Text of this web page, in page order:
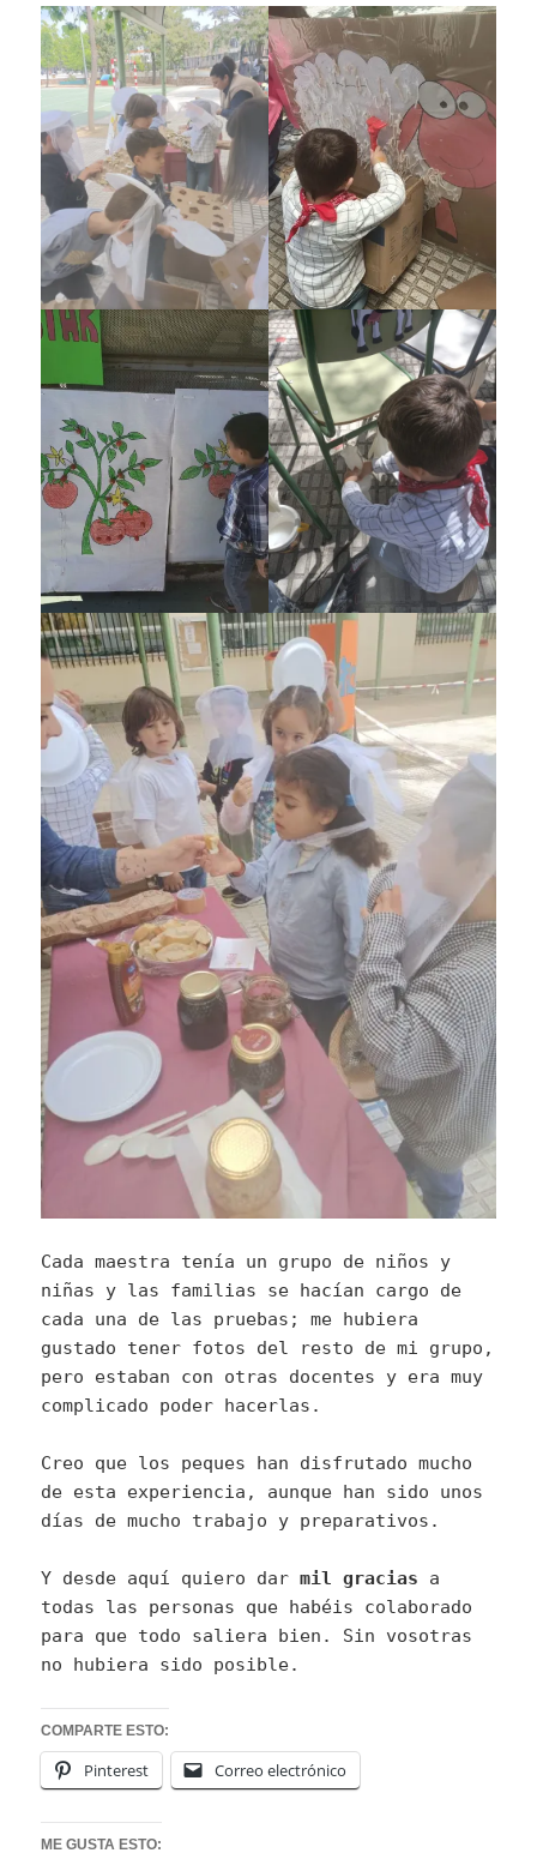
Cada maestra tenía un grupo de niños y
niñas y las familias se hacían cargo de
cada una de las pruebas; me hubiera
gustado tener fotos del resto de mi grupo,
pero estaban con otras docentes y era muy
complicado poder hacerlas.
Creo que los peques han disfrutado mucho
de esta experiencia, aunque han sido unos
días de mucho trabajo y preparativos.
Y desde aquí quiero darmil gracias a
todas las personas que habéis colaborado
para que todo saliera bien. Sin vosotras
no hubiera sido posible.
COMPARTE ESTO:
Pinterest Correo electrónico
ME GUSTA ESTO: